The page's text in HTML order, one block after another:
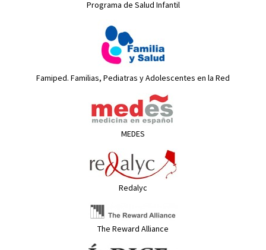
Programa de Salud Infantil
Famiped. Familias, Pediatras y Adolescentes en la Red
MEDES
Redalyc
The Reward Alliance